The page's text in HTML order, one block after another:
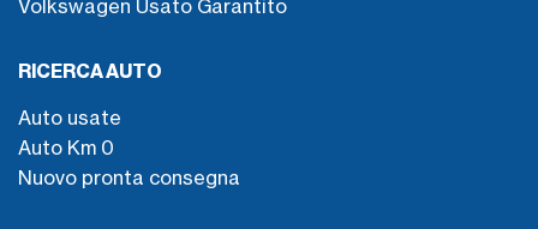
Volkswagen Usato Garantito
RICERCA AUTO
Auto usate
Auto Km 0
Nuovo pronta consegna